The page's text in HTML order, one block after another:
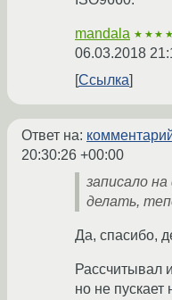
mandala
06.03.2018
Ссылка
Ответ на:
20:30:26 +00:00
записало
делать,
Да, спасибо,
Рассчитывал
но не пускает